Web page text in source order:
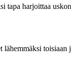
tapa harjoittaa
lähemmäksi